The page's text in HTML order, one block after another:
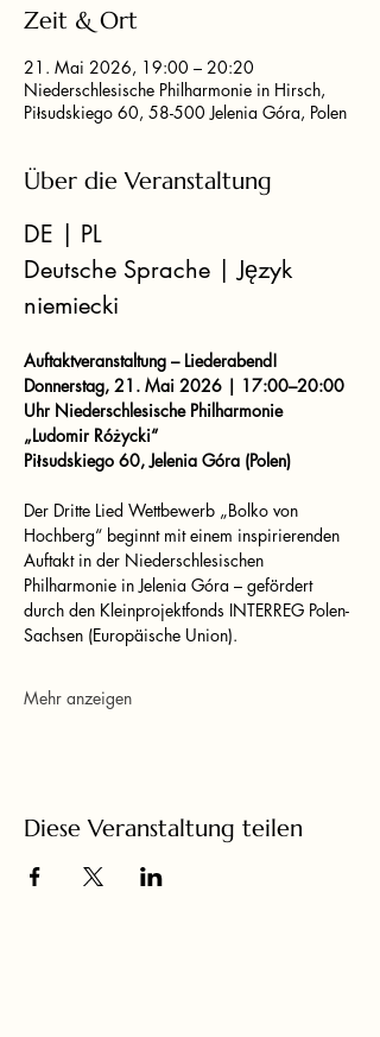
Zeit & Ort
21. Mai 2026, 19:00 – 20:20
Niederschlesische Philharmonie in Hirsch,
Piłsudskiego 60, 58-500 Jelenia Góra, Polen
Über die Veranstaltung
DE | PL
Deutsche Sprache | Język
niemiecki
Auftaktveranstaltung – Liederabend!
Donnerstag, 21. Mai 2026 | 17:00–20:00
Uhr Niederschlesische Philharmonie
„Ludomir Różycki“
Piłsudskiego 60, Jelenia Góra (Polen)
Der Dritte Lied Wettbewerb „Bolko von
Hochberg“ beginnt mit einem inspirierenden
Auftakt in der Niederschlesischen
Philharmonie in Jelenia Góra – gefördert
durch den Kleinprojektfonds INTERREG Polen-
Sachsen (Europäische Union).
Mehr anzeigen
Diese Veranstaltung teilen